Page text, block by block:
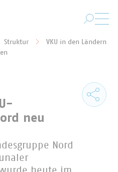
Struktur
VKU in den Ländern
neu
Nord